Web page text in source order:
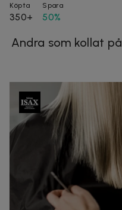
Köpta
350+
Spara
50%
Andra som kollat